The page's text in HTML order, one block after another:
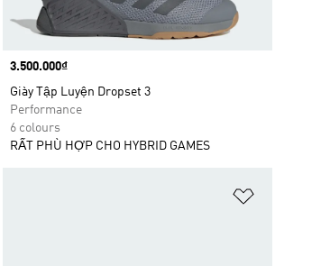
Price
3.500.000₫
Giày Tập Luyện Dropset 3
Performance
6 colours
RẤT PHÙ HỢP CHO HYBRID GAMES